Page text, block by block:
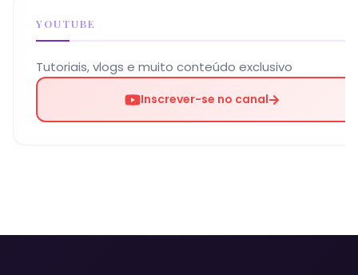
YOUTUBE
Tutoriais, vlogs e muito conteúdo exclusivo
Inscrever-se no canal